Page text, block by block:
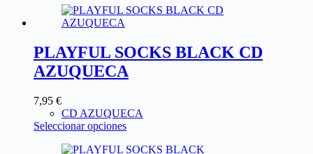
PLAYFUL SOCKS BLACK CD
AZUQUECA
7,95 €
CD AZUQUECA
Seleccionar opciones